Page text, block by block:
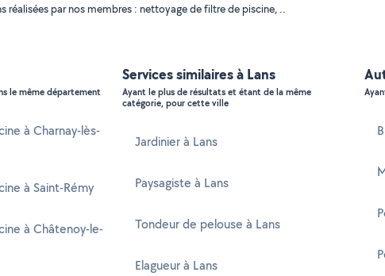
réalisées par nos membres : nettoyage de filtre de piscine, ..
le même département
à Charnay-lès-
à Saint-Rémy
à Châtenoy-le-
Services similaires à Lans
Ayant le plus de résultats et étant de la même
catégorie, pour cette ville
Jardinier à Lans
Paysagiste à Lans
Tondeur de pelouse à Lans
Elagueur à Lans